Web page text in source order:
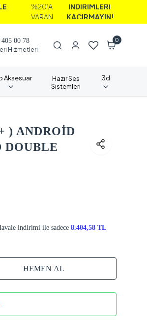
İNDİRİMLERİ
KAÇIRMAYIN!
405 00 78
Hizmetleri
0
Aksesuar
Hazır Ses
Sistemleri
3d
) ANDROİD
DOUBLE
indirimi ile sadece 8.404,58 TL
HEMEN AL